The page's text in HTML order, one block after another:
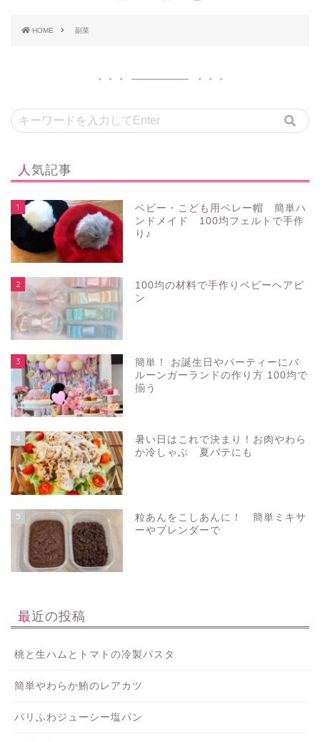
HOME 副菜
人気記事
1
ベビー・こども用ベレー帽 簡単ハ
ンドメイド 100均フェルトで手作
り♪
2
100均の材料で手作りベビーヘアピ
ン
3
簡単！ お誕生日やパーティーにバ
ルーンガーランドの作り方 100均で
揃う
4
暑い日はこれで決まり！お肉やわら
か冷しゃぶ 夏バテにも
5
粒あんをこしあんに！ 簡単ミキサ
ーやブレンダーで
最近の投稿
桃と生ハムとトマトの冷製パスタ
簡単やわらか鮪のレアカツ
パリふわジューシー塩パン